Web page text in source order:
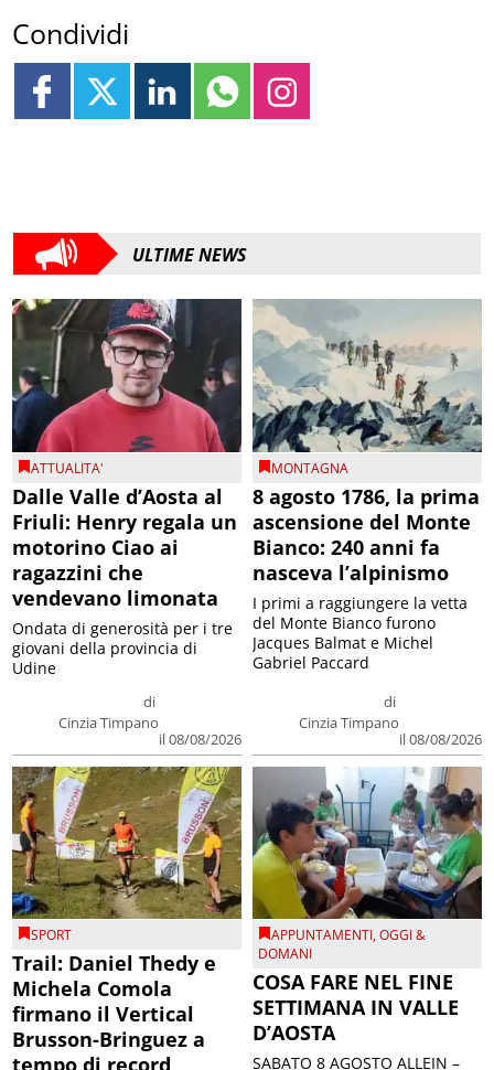
Condividi
ULTIME NEWS
ATTUALITA'
Dalle Valle d’Aosta al
Friuli: Henry regala un
motorino Ciao ai
ragazzini che
vendevano limonata
di
Cinzia Timpano
il 08/08/2026
Ondata di generosità per i tre
giovani della provincia di
Udine
MONTAGNA
8 agosto 1786, la prima
ascensione del Monte
Bianco: 240 anni fa
nasceva l’alpinismo
di
Cinzia Timpano
il 08/08/2026
I primi a raggiungere la vetta
del Monte Bianco furono
Jacques Balmat e Michel
Gabriel Paccard
SPORT
Trail: Daniel Thedy e
Michela Comola
firmano il Vertical
Brusson-Bringuez a
APPUNTAMENTI,OGGI &
DOMANI
COSA FARE NEL FINE
SETTIMANA IN VALLE
D’AOSTA
SABATO 8 AGOSTO ALLEIN –